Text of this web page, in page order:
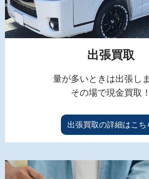
出張買取
量が多いときは出張しま
その場で現金買取！
出張買取の詳細はこち